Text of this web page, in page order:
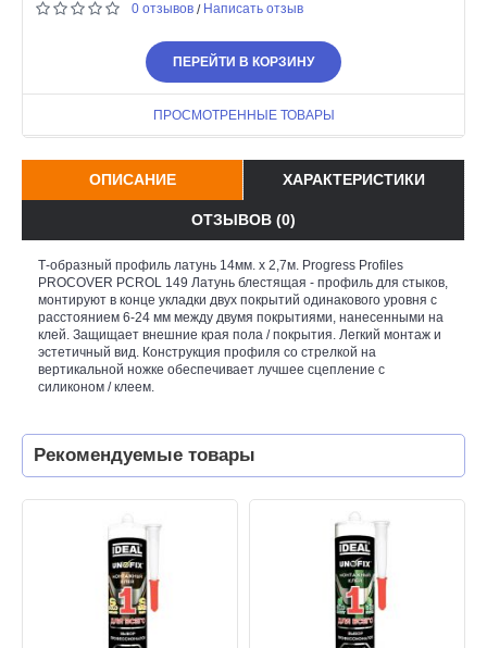
0 отзывов / Написать отзыв
ПЕРЕЙТИ В КОРЗИНУ
ПРОСМОТРЕННЫЕ ТОВАРЫ
ОПИСАНИЕ ХАРАКТЕРИСТИКИ
ОТЗЫВОВ (0)
Т-образный профиль латунь 14мм. x 2,7м. Progress Profiles
PROCOVER PCROL 149 Латунь блестящая - профиль для стыков,
монтируют в конце укладки двух покрытий одинакового уровня с
расстоянием 6-24 мм между двумя покрытиями, нанесенными на
клей. Защищает внешние края пола / покрытия. Легкий монтаж и
эстетичный вид. Конструкция профиля со стрелкой на
вертикальной ножке обеспечивает лучшее сцепление с
силиконом / клеем.
Рекомендуемые товары